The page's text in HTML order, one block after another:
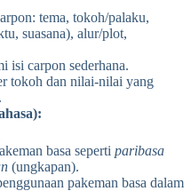
tema, tokoh/palaku,
suasana), alur/plot,
isi carpon sederhana.
tokoh dan nilai-nilai yang
basa seperti paribasa
(ungkapan).
pakeman basa dalam